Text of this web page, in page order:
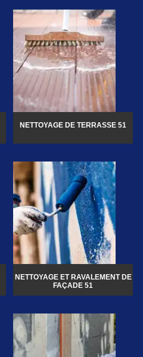
NETTOYAGE DE TERRASSE 51
NETTOYAGE ET RAVALEMENT DE
FAÇADE 51